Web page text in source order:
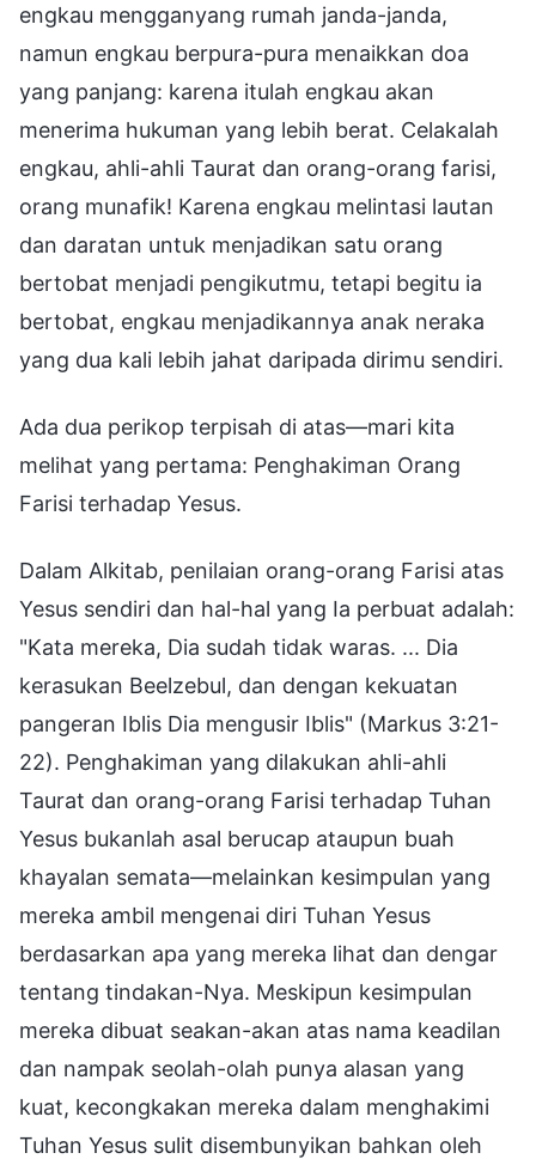
engkau mengganyang rumah janda-janda,
namun engkau berpura-pura menaikkan doa
yang panjang: karena itulah engkau akan
menerima hukuman yang lebih berat. Celakalah
engkau, ahli-ahli Taurat dan orang-orang farisi,
orang munafik! Karena engkau melintasi lautan
dan daratan untuk menjadikan satu orang
bertobat menjadi pengikutmu, tetapi begitu ia
bertobat, engkau menjadikannya anak neraka
yang dua kali lebih jahat daripada dirimu sendiri.
Ada dua perikop terpisah di atas—mari kita
melihat yang pertama: Penghakiman Orang
Farisi terhadap Yesus.
Dalam Alkitab, penilaian orang-orang Farisi atas
Yesus sendiri dan hal-hal yang Ia perbuat adalah:
"Kata mereka, Dia sudah tidak waras. ... Dia
kerasukan Beelzebul, dan dengan kekuatan
pangeran Iblis Dia mengusir Iblis" (Markus 3:21-
22). Penghakiman yang dilakukan ahli-ahli
Taurat dan orang-orang Farisi terhadap Tuhan
Yesus bukanlah asal berucap ataupun buah
khayalan semata—melainkan kesimpulan yang
mereka ambil mengenai diri Tuhan Yesus
berdasarkan apa yang mereka lihat dan dengar
tentang tindakan-Nya. Meskipun kesimpulan
mereka dibuat seakan-akan atas nama keadilan
dan nampak seolah-olah punya alasan yang
kuat, kecongkakan mereka dalam menghakimi
Tuhan Yesus sulit disembunyikan bahkan oleh